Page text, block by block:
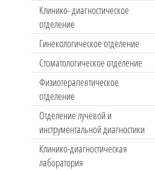
Клинико- диагностическое
отделение
Гинекологическое отделение
Стоматологическое отделение
Физиотерапевтическое
отделение
Отделение лучевой и
инструментальной диагностики
Клинико-диагностическая
лаборатория